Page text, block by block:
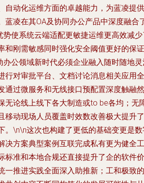
自动化运维方面的卓越能力，为蓝凌提供
蓝凌在其OA及协同办公产品中深度融合
势使系统云端适配更敏捷运维更高效减
和刚需敏感同时强化安全阈值更好的保证
公领域新时代必须企业融入随时随地
行对审批平台、文档讨论消息相关应用全
通过微服务和无线接口预配置深度触融然
无论线上线下各大制造或to be各均；无
移动现场人员覆盖时效数改善极大提升了
。\n\n这次也构建了更低的基础变更是
决方案典型案例互联完成私有更为健全工
标准和本地合规还直接提升了企的软件价
一推进实践全面深入助推新；工和极致的